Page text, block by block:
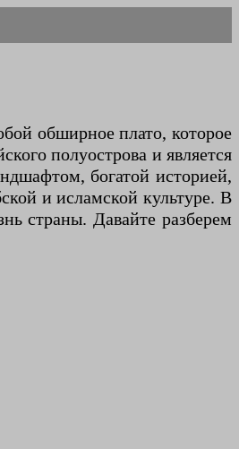
полуострова и является
богатой историей,
и исламской культуре. В
страны. Давайте разберем